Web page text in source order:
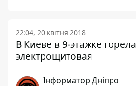
22:04, 20 квітня 2018
В Киеве в 9-этажке горела
электрощитовая
Інформатор Дніпро